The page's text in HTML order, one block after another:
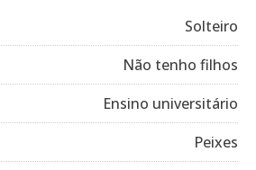
Solteiro
Não tenho filhos
Ensino universitário
Peixes